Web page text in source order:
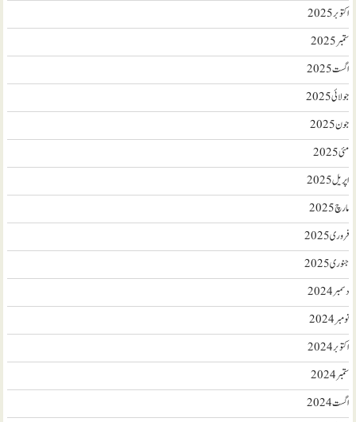
اکتوبر 2025
ستمبر 2025
اگست 2025
جولائی 2025
جون 2025
مئی 2025
اپریل 2025
مارچ 2025
فروری 2025
جنوری 2025
دسمبر 2024
نومبر 2024
اکتوبر 2024
ستمبر 2024
اگست 2024